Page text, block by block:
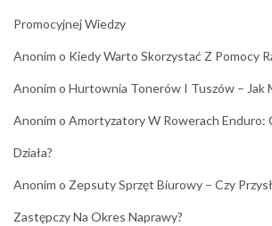
Promocyjnej Wiedzy
Anonim o Kiedy Warto Skorzystać Z Pomocy
Anonim o Hurtownia Tonerów I Tuszów – Jak
Anonim o Amortyzatory W Rowerach Enduro:
Działa?
Anonim o Zepsuty Sprzęt Biurowy – Czy
Zastępczy Na Okres Naprawy?